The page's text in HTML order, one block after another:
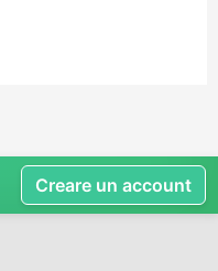
Creare un account